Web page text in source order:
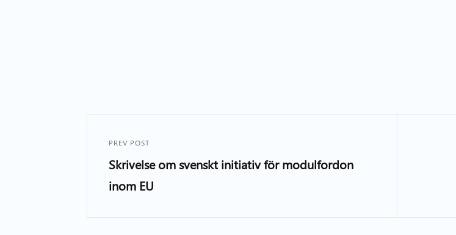
PREV POST
Skrivelse om svenskt initiativ för modulfordon
inom EU